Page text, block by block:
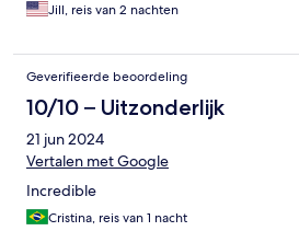
Jill, reis van 2 nachten
Geverifieerde beoordeling
10/10 – Uitzonderlijk
21 jun 2024
Vertalen met Google
Incredible
Cristina, reis van 1 nacht